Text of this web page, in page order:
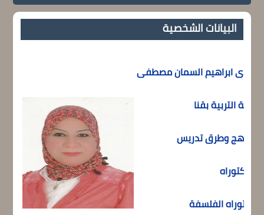
البيانات الشخصية
هدى ابراهيم السمان مصطفى
كلية التربية بقنا
مناهج وطرق تدريس
الدكتوراه
دكتوراه الفلسفة